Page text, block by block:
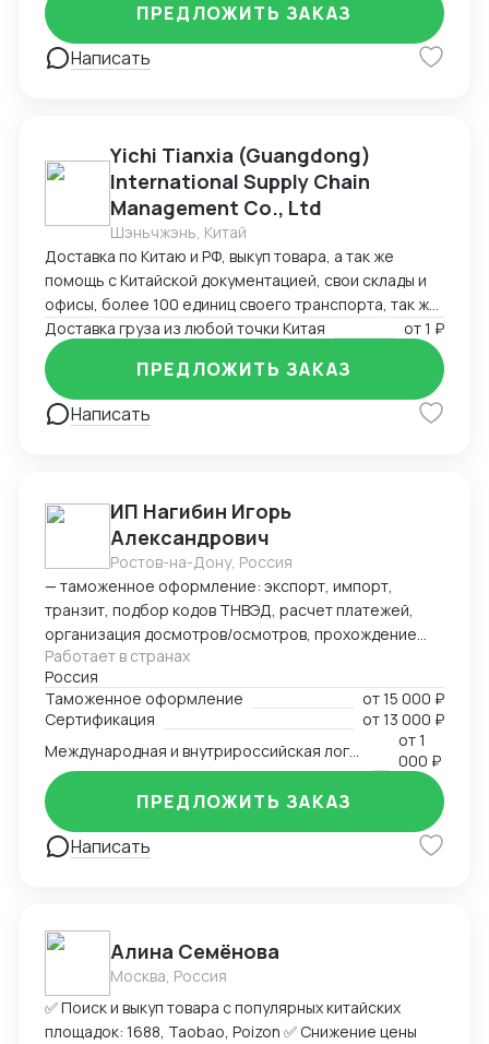
Написать
ПРЕДЛОЖИТЬ ЗАКАЗ
Yichi Tianxia (Guangdong)
International Supply Chain
Management Co., Ltd
Шэньчжэнь, Китай
Доставка по Китаю и РФ, выкуп товара, а так же
помощь с Китайской документацией, свои склады и
офисы, более 100 единиц своего транспорта, так же
можем помочь с поиском поставщиков
Доставка груза из любой точки Китая от1 ₽
Написать
ПРЕДЛОЖИТЬ ЗАКАЗ
ИП Нагибин Игорь
Александрович
Ростов-на-Дону, Россия
— таможенное оформление: экспорт, импорт,
транзит, подбор кодов ТНВЭД, расчет платежей,
организация досмотров/осмотров, прохождение
доп. проверок, возврат обеспечения; — логистика:
авто, авиа, морской транспорт, ж/д; — консалтинг
и сопровождение по таможенным процедурам,
валютному контролю и бухгалтерии;
— бухгалтерский аутсорсинг; — получение
разрешительной документации: сертификаты,
разрешения.
Работает в странах
Россия
Таможенное оформление
от15 000 ₽
Сертификация
от13 000 ₽
от1
000 ₽
Написать
ПРЕДЛОЖИТЬ ЗАКАЗ
Алина Семёнова
Москва, Россия
✅ Поиск и выкуп товара с популярных китайских
площадок: 1688, Taobao, Poizon ✅ Снижение цены